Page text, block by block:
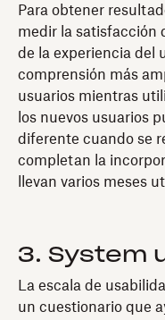
Para obtener
medir la satisfacción
de la experiencia del
comprensión más
usuarios mientras
los nuevos usuarios
diferente cuando se
completan la
llevan varios meses
3. System
La escala de
un cuestionario que